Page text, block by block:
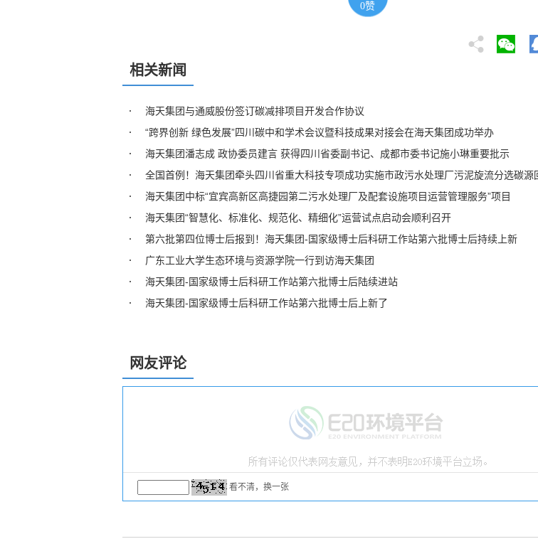
0赞
相关新闻
海天集团与通威股份签订碳减排项目开发合作协议
“跨界创新 绿色发展”四川碳中和学术会议暨科技成果对接会在海天集团成功举办
海天集团潘志成 政协委员建言 获得四川省委副书记、成都市委书记施小琳重要批示
全国首例！海天集团牵头四川省重大科技专项成功实施市政污水处理厂污泥旋流分选碳源
海天集团中标“宜宾高新区高捷园第二污水处理厂及配套设施项目运营管理服务”项目
海天集团“智慧化、标准化、规范化、精细化”运营试点启动会顺利召开
第六批第四位博士后报到！海天集团-国家级博士后科研工作站第六批博士后持续上新
广东工业大学生态环境与资源学院一行到访海天集团
海天集团-国家级博士后科研工作站第六批博士后陆续进站
海天集团-国家级博士后科研工作站第六批博士后上新了
网友评论
看不清，换一张